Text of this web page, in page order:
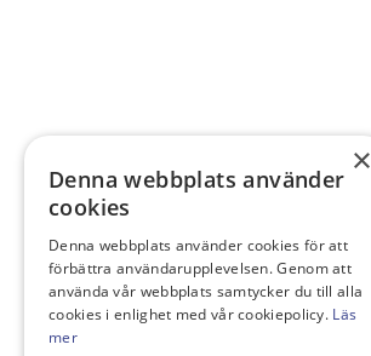
×
Denna webbplats använder
cookies
Denna webbplats använder cookies för att
förbättra användarupplevelsen. Genom att
använda vår webbplats samtycker du till alla
cookies i enlighet med vår cookiepolicy. Läs
mer